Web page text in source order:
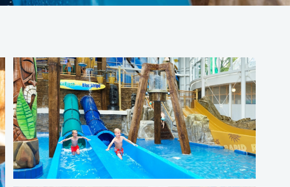
Veelgestelde vragen